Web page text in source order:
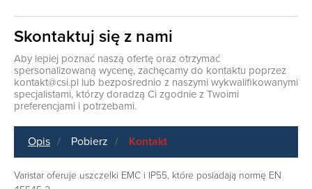
Skontaktuj się z nami
Aby lepiej poznać naszą ofertę oraz otrzymać
spersonalizowaną wycenę, zachęcamy do kontaktu poprzez
kontakt@csi.pl lub bezpośrednio z naszymi wykwalifikowanymi
specjalistami, którzy doradzą Ci zgodnie z Twoimi
preferencjami i potrzebami.
Opis Pobierz Kontakt
Varistar oferuje uszczelki EMC i IP55, które posiadają normę EN